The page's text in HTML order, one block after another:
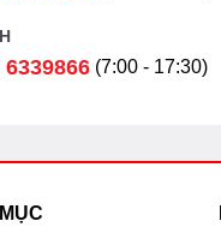
6339866 (7:00 - 17:30)